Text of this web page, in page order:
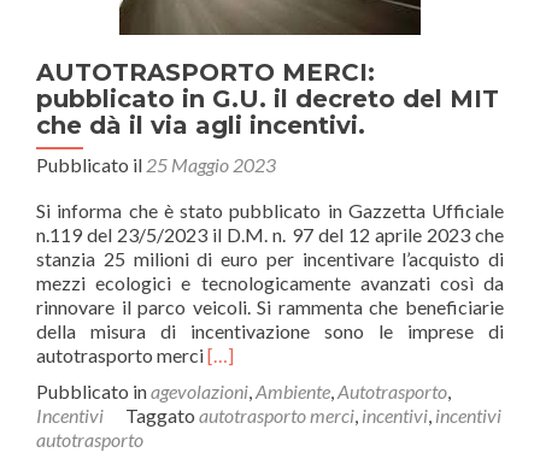
AUTOTRASPORTO MERCI:
pubblicato in G.U. il decreto del MIT
che dà il via agli incentivi.
Pubblicato il 25 Maggio 2023
Si informa che è stato pubblicato in Gazzetta Ufficiale
n.119 del 23/5/2023 il D.M. n. 97 del 12 aprile 2023 che
stanzia 25 milioni di euro per incentivare l’acquisto di
mezzi ecologici e tecnologicamente avanzati così da
rinnovare il parco veicoli. Si rammenta che beneficiarie
della misura di incentivazione sono le imprese di
autotrasporto merciLeggi
piùAUTOTRASPORTO
MERCI:
[…]
Pubblicato inagevolazioni,Ambiente,Autotrasporto,
Incentivi
Taggato autotrasporto merci, incentivi, incentivi
autotrasporto